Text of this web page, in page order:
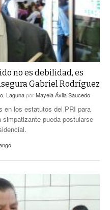
no es debilidad, es
Gabriel Rodríguez
, LagunaporMayela Ávila Saucedo
en los estatutos del PRI para
pueda postularse